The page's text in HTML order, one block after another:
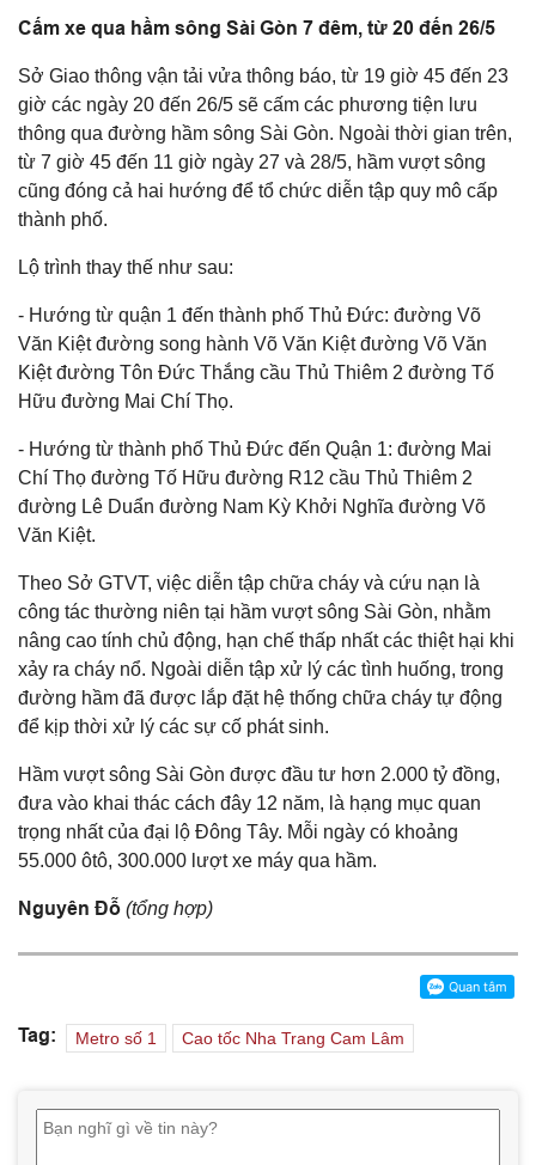
Cấm xe qua hầm sông Sài Gòn 7 đêm, từ 20 đến 26/5
Sở Giao thông vận tải vửa thông báo, từ 19 giờ 45 đến 23
giờ các ngày 20 đến 26/5 sẽ cấm các phương tiện lưu
thông qua đường hầm sông Sài Gòn. Ngoài thời gian trên,
từ 7 giờ 45 đến 11 giờ ngày 27 và 28/5, hầm vượt sông
cũng đóng cả hai hướng để tổ chức diễn tập quy mô cấp
thành phố.
Lộ trình thay thế như sau:
- Hướng từ quận 1 đến thành phố Thủ Đức: đường Võ
Văn Kiệt đường song hành Võ Văn Kiệt đường Võ Văn
Kiệt đường Tôn Đức Thắng cầu Thủ Thiêm 2 đường Tố
Hữu đường Mai Chí Thọ.
- Hướng từ thành phố Thủ Đức đến Quận 1: đường Mai
Chí Thọ đường Tố Hữu đường R12 cầu Thủ Thiêm 2
đường Lê Duẩn đường Nam Kỳ Khởi Nghĩa đường Võ
Văn Kiệt.
Theo Sở GTVT, việc diễn tập chữa cháy và cứu nạn là
công tác thường niên tại hầm vượt sông Sài Gòn, nhằm
nâng cao tính chủ động, hạn chế thấp nhất các thiệt hại khi
xảy ra cháy nổ. Ngoài diễn tập xử lý các tình huống, trong
đường hầm đã được lắp đặt hệ thống chữa cháy tự động
để kịp thời xử lý các sự cố phát sinh.
Hầm vượt sông Sài Gòn được đầu tư hơn 2.000 tỷ đồng,
đưa vào khai thác cách đây 12 năm, là hạng mục quan
trọng nhất của đại lộ Đông Tây. Mỗi ngày có khoảng
55.000 ôtô, 300.000 lượt xe máy qua hầm.
Nguyên Đỗ (tổng hợp)
Tag: Metro số 1 Cao tốc Nha Trang Cam Lâm